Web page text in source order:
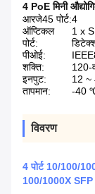
4 PoE मिनी
आरजे45 पोर्ट:4
ऑप्टिकल
पोर्ट:
1 x
पीओई:
शक्ति:
120-
इनपुट:
12 ~
तापमान:
-40
विवरण
4 पोर्ट 10/100/
100/1000X SFP